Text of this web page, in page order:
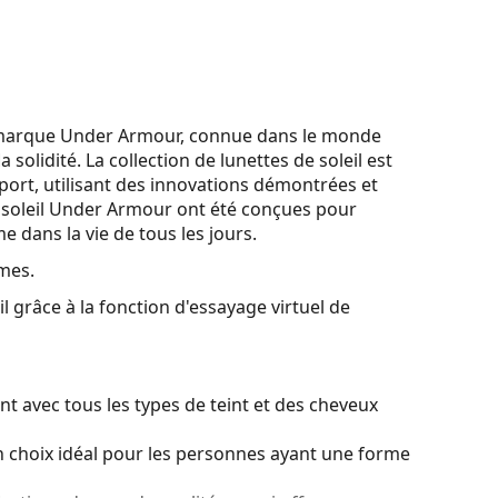
Under Armour, connue dans le monde
solidité. La collection de lunettes de soleil est
utilisant des innovations démontrées et
Under Armour ont été conçues pour
dans la vie de tous les jours.
grâce à la fonction d'essayage virtuel de
avec tous les types de teint et des cheveux
choix idéal pour les personnes ayant une forme